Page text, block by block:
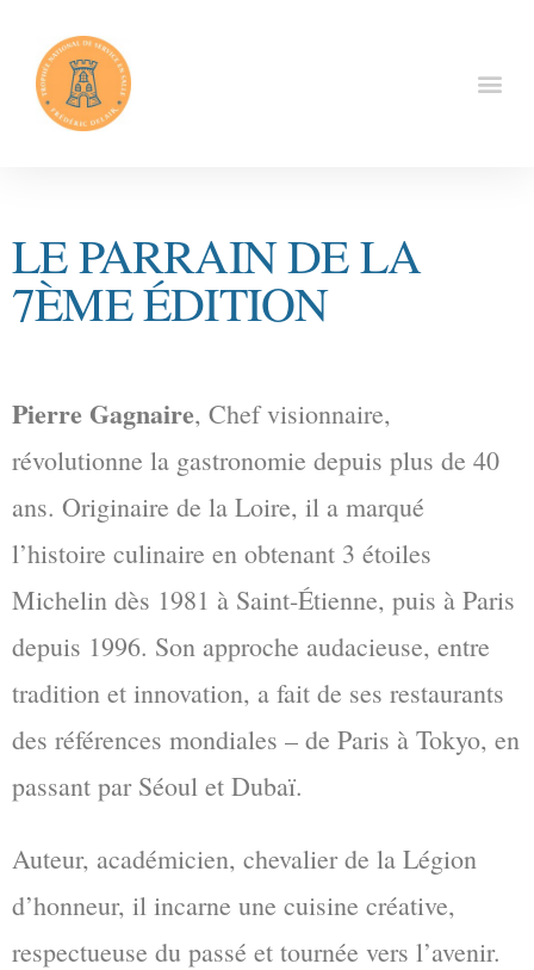
LE PARRAIN DE LA
7ÈME ÉDITION
Pierre Gagnaire, Chef visionnaire,
révolutionne la gastronomie depuis plus de 40
ans. Originaire de la Loire, il a marqué
l’histoire culinaire en obtenant 3 étoiles
Michelin dès 1981 à Saint-Étienne, puis à Paris
depuis 1996. Son approche audacieuse, entre
tradition et innovation, a fait de ses restaurants
des références mondiales – de Paris à Tokyo, en
passant par Séoul et Dubaï.
Auteur, académicien, chevalier de la Légion
d’honneur, il incarne une cuisine créative,
respectueuse du passé et tournée vers l’avenir.